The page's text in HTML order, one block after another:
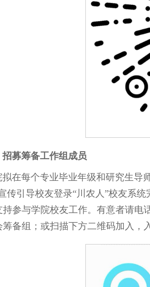
招募筹备工作组成员
拟在每个专业毕业年级和研究生导
传引导校友登录“川农人”校友系
持参与学院校友工作。有意者请电
备组；或扫描下方二维码加入，